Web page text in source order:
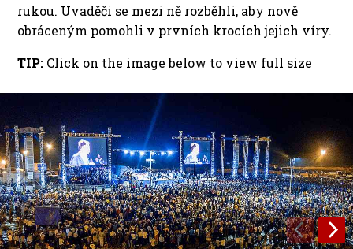
rukou. Uvaděči se mezi ně rozběhli, aby nově
obráceným pomohli v prvních krocích jejich víry.
TIP: Click on the image below to view full size